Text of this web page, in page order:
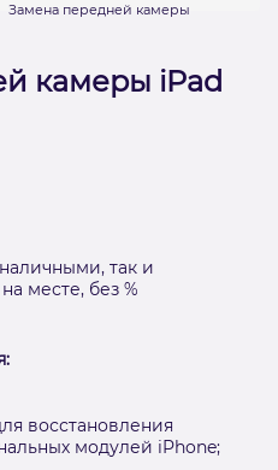
Замена передней камеры
камеры iPad
так и
месте, без %
восстановления
модулей iPhone;